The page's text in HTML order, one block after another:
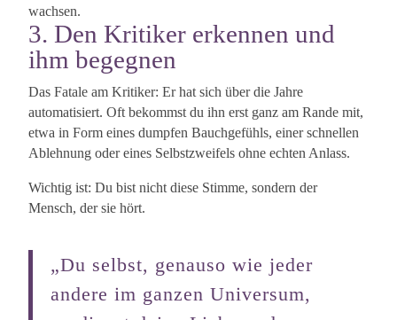
wachsen.
3. Den Kritiker erkennen und
ihm begegnen
Das Fatale am Kritiker: Er hat sich über die Jahre
automatisiert. Oft bekommst du ihn erst ganz am Rande mit,
etwa in Form eines dumpfen Bauchgefühls, einer schnellen
Ablehnung oder eines Selbstzweifels ohne echten Anlass.
Wichtig ist: Du bist nicht diese Stimme, sondern der
Mensch, der sie hört.
„Du selbst, genauso wie jeder
andere im ganzen Universum,